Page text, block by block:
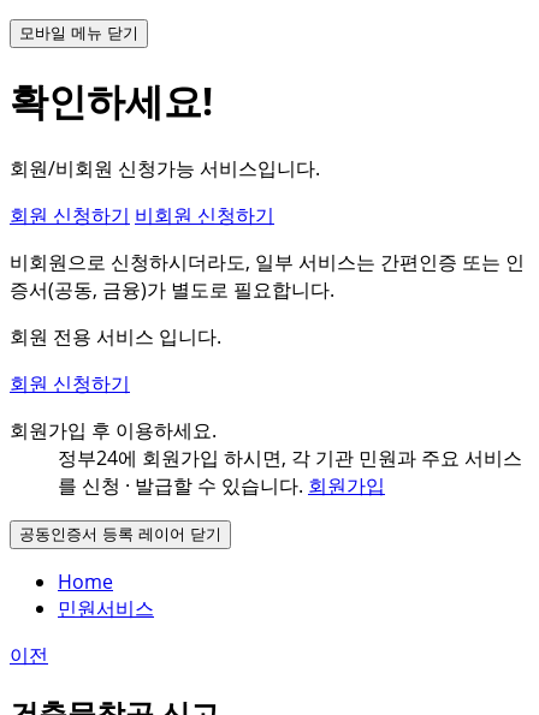
모바일 메뉴 닫기
확인하세요!
회원/비회원 신청가능 서비스입니다.
회원 신청하기 비회원 신청하기
비회원으로 신청하시더라도, 일부 서비스는 간편인증 또는 인
증서(공동, 금융)가 별도로 필요합니다.
회원 전용 서비스 입니다.
회원 신청하기
회원가입 후 이용하세요.
정부24에 회원가입 하시면, 각 기관 민원과 주요 서비스
를 신청 · 발급할 수 있습니다. 회원가입
공동인증서 등록 레이어 닫기
Home
민원서비스
이전